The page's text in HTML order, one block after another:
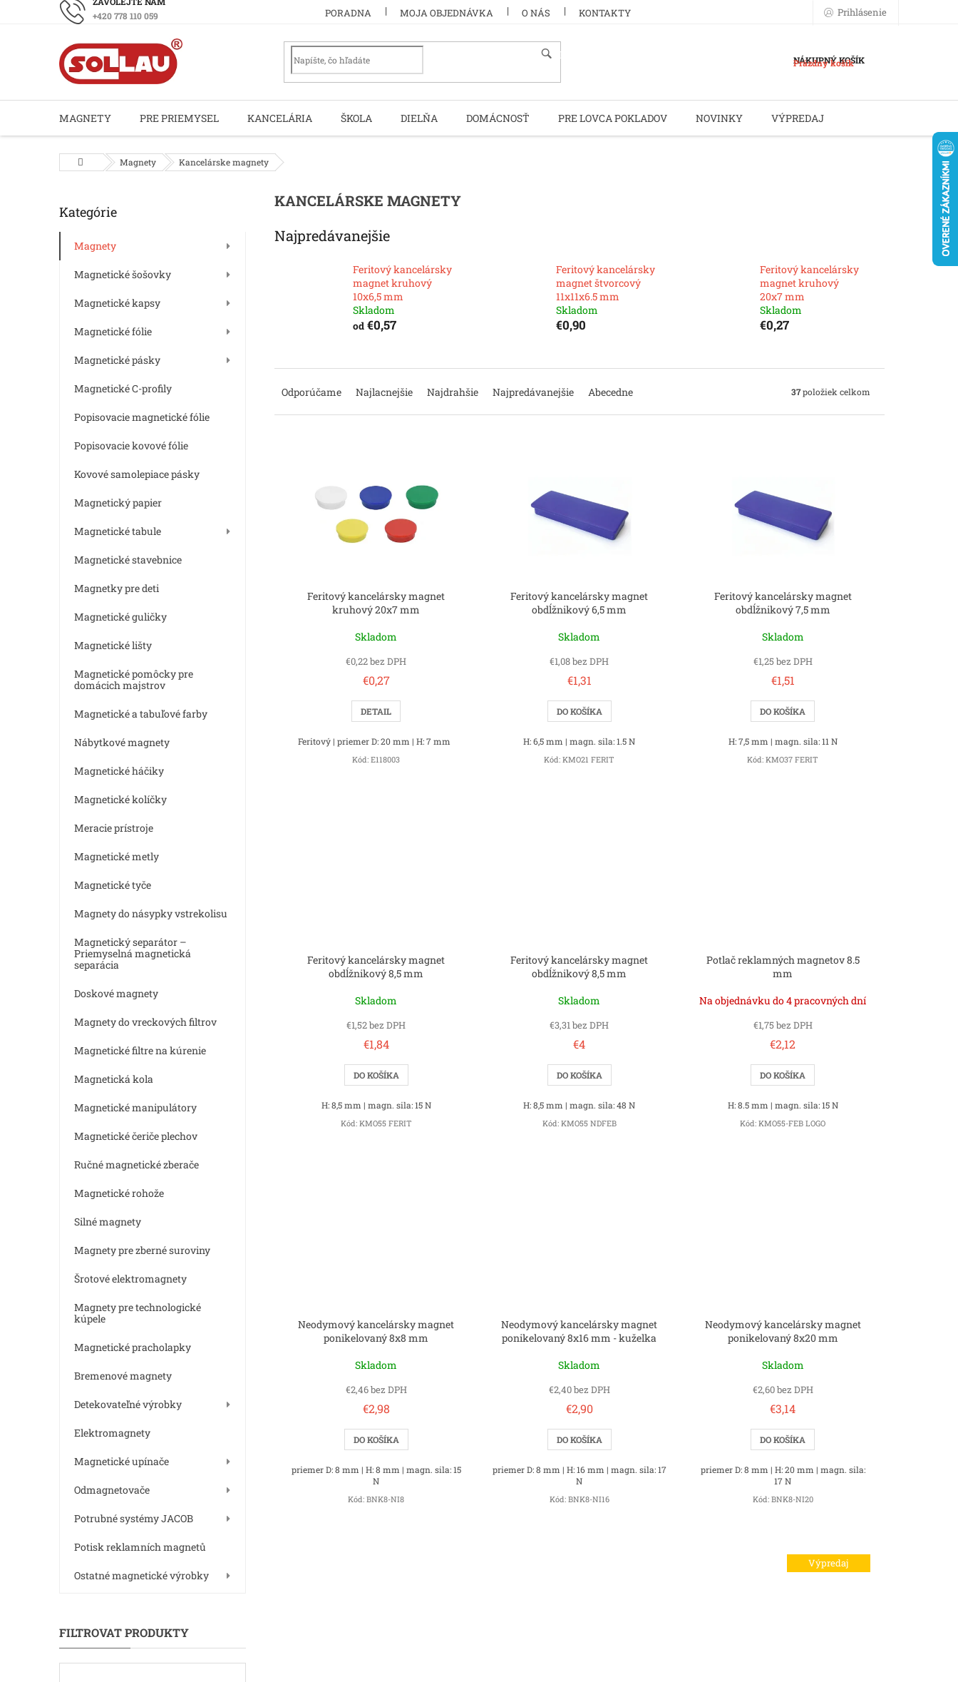
+420 778 110 059 PORADNA MOJA OBJEDNÁVKA O NÁS KONTAKTY Prihlásenie
HĽADAŤ NÁKUPNÝ KOŠÍK
Prázdny košík
MAGNETY PRE PRIEMYSEL KANCELÁRIA ŠKOLA DIELŇA DOMÁCNOSŤ PRE LOVCA POKLADOV NOVINKY VÝPREDAJ
DomovMagnety Kancelárske magnety
o
č
ý
Preskočiť
Kategórie
Magnety
Magnetické šošovky
Magnetické kapsy
Magnetické fólie
Magnetické pásky
Magnetické C-profily
Popisovacie magnetické fólie
Popisovacie kovové fólie
Kovové samolepiace pásky
Magnetický papier
Magnetické tabule
Magnetické stavebnice
Magnetky pre deti
Magnetické guličky
Magnetické lišty
Magnetické pomôcky pre
domácich majstrov
Magnetické a tabuľové farby
Nábytkové magnety
Magnetické háčiky
Magnetické kolíčky
Meracie prístroje
Magnetické metly
Magnetické tyče
Magnety do násypky vstrekolisu
Magnetický separátor –
Priemyselná magnetická
separácia
Doskové magnety
Magnety do vreckových filtrov
Magnetické filtre na kúrenie
Magnetická kola
Magnetické manipulátory
Magnetické čeriče plechov
Ručné magnetické zberače
Magnetické rohože
Silné magnety
Magnety pre zberné suroviny
Šrotové elektromagnety
Magnety pre technologické
kúpele
Magnetické pracholapky
Bremenové magnety
Detekovateľné výrobky
Elektromagnety
Magnetické upínače
Odmagnetovače
Potrubné systémy JACOB
Potisk reklamních magnetů
Ostatné magnetické výrobky
KANCELÁRSKE MAGNETY
Najpredávanejšie
Feritový kancelársky
magnet kruhový
10x6,5 mm
Skladom
od €0,57
Feritový kancelársky
magnet štvorcový
11x11x6.5 mm
Skladom
€0,90
Feritový kancelársky
magnet kruhový
20x7 mm
Skladom
€0,27
Odporúčame Najlacnejšie Najdrahšie Najpredávanejšie Abecedne 37položiek celkom
Feritový kancelársky magnet
kruhový 20x7 mm
Skladom
€0,22 bez DPH
€0,27
DETAIL
Feritový | priemer D: 20 mm | H: 7 mm
Kód:E118003
Feritový kancelársky magnet
obdĺžnikový 6,5 mm
Skladom
€1,08 bez DPH
€1,31
DO KOŠÍKA
H: 6,5 mm | magn. sila: 1.5 N
Kód:KMO21 FERIT
Feritový kancelársky magnet
obdĺžnikový 7,5 mm
Skladom
€1,25 bez DPH
€1,51
DO KOŠÍKA
H: 7,5 mm | magn. sila: 11 N
Kód:KMO37 FERIT
Feritový kancelársky magnet
obdĺžnikový 8,5 mm
Skladom
€1,52 bez DPH
€1,84
DO KOŠÍKA
H: 8,5 mm | magn. sila: 15 N
Kód: KMO55 FERIT
Feritový kancelársky magnet
obdĺžnikový 8,5 mm
Skladom
€3,31 bez DPH
€4
DO KOŠÍKA
H: 8,5 mm | magn. sila: 48 N
Kód: KMO55 NDFEB
Potlač reklamných magnetov 8.5
mm
Na objednávku do 4 pracovných dní
€1,75 bez DPH
€2,12
DO KOŠÍKA
H: 8.5 mm | magn. sila: 15 N
Kód:KMO55-FEB LOGO
Neodymový kancelársky magnet
ponikelovaný 8x8 mm
Skladom
€2,46 bez DPH
€2,98
DO KOŠÍKA
priemer D: 8 mm | H: 8 mm | magn. sila: 15
N
Kód:BNK8-NI8
Neodymový kancelársky magnet
ponikelovaný 8x16 mm - kuželka
Skladom
€2,40 bez DPH
€2,90
DO KOŠÍKA
priemer D: 8 mm | H: 16 mm | magn. sila: 17
N
Kód: BNK8-NI16
Neodymový kancelársky magnet
ponikelovaný 8x20 mm
Skladom
€2,60 bez DPH
€3,14
DO KOŠÍKA
priemer D: 8 mm | H: 20 mm | magn. sila:
17 N
Kód: BNK8-NI20
Výpredaj